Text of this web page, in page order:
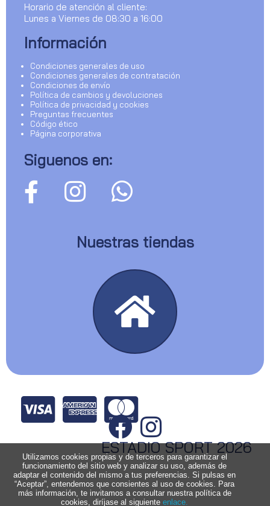
Horario de atención al cliente:
Lunes a Viernes de 08:30 a 16:00
Información
Condiciones generales de uso
Condiciones generales de contratación
Condiciones de envío
Política de cambios y devoluciones
Política de privacidad y cookies
Preguntas frecuentes
Código ético
Página corporativa
Siguenos en:
Nuestras tiendas
ESTADIO SPORT 2026
Utilizamos cookies propias y de terceros para garantizar el
funcionamiento del sitio web y analizar su uso, además de
adaptar el contenido del mismo a tus preferencias. Si pulsas en
“Aceptar”, entendemos que consientes al uso de cookies. Para
más información, te invitamos a consultar nuestra política de
cookies, diríjase al siguiente enlace.